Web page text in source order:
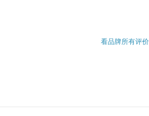
看品牌所有评价